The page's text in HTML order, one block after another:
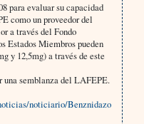
para evaluar su capacidad
como un proveedor del
a través del Fondo
Estados Miembros pueden
y 12,5mg) a través de este
una semblanza del LAFEPE.
noticiario/Benznidazo